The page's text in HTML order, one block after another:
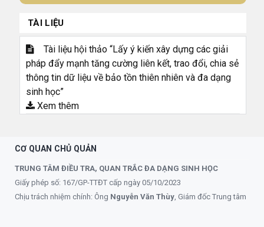
TÀI LIỆU
Tài liệu hội thảo “Lấy ý kiến xây dựng các giải
pháp đẩy mạnh tăng cường liên kết, trao đổi, chia sẻ
thông tin dữ liệu về bảo tồn thiên nhiên và đa dạng
sinh học”
Xem thêm
CƠ QUAN CHỦ QUẢN
TRUNG TÂM ĐIỀU TRA, QUAN TRẮC ĐA DẠNG SINH HỌC
Giấy phép số: 167/GP-TTĐT cấp ngày 05/10/2023
Chịu trách nhiệm chính: Ông Nguyễn Văn Thùy , Giám đốc Trung tâm